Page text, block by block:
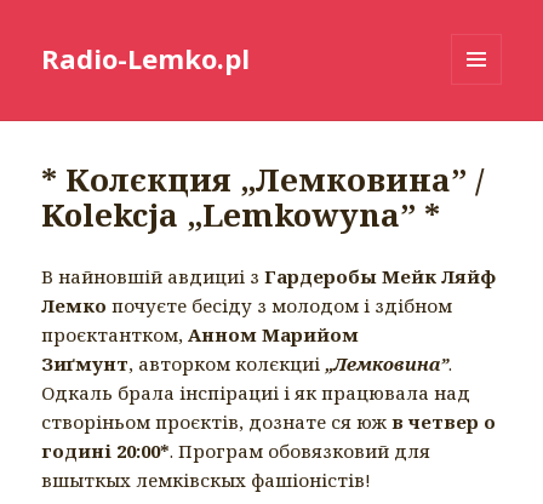
Radio-Lemko.pl
* Колєкция „Лемковина” /
Kolekcja „Lemkowyna” *
В найновшій авдициі зГардеробы Мейк Ляйф
Лемко почуєте бесіду з молодом і здібном
проєктантком,Анном Марийом
Зиґмунт, авторком колєкциі„Лемковина”.
Одкаль брала інспірациі і як працювала над
створіньом проєктів, дознате ся юж в четвер о
годині 20:00*. Програм обовязковий для
вшыткых лемківскых фашіоністів!